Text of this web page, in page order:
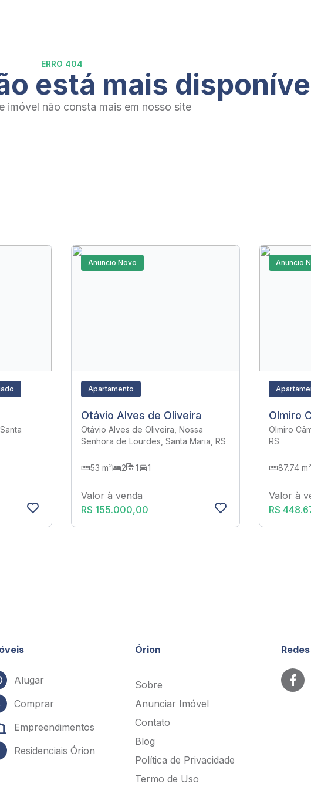
ERRO 404
está mais
imóvel não consta mais em nosso site
Anuncio Novo
Apartamento
Otávio Alves de Oliveira
Otávio Alves de Oliveira, Nossa
Senhora de Lourdes, Santa Maria, RS
53 m² 2 1 1
Valor à venda
R$ 155.000,00
Anuncio
Olmiro
Olmiro
RS
87.74 m²
Valor à
R$
Alugar
Comprar
Empreendimentos
Residenciais Órion
Órion
Sobre
Anunciar Imóvel
Contato
Blog
Política de Privacidade
Termo de Uso
Redes